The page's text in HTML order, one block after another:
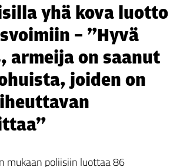
yhä kova luotto
– ”Hyvä
armeija on saanut
joiden on
mukaan poliisiin luottaa 86